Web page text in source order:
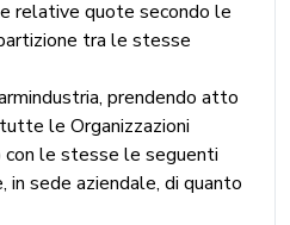
relative quote secondo le
tra le stesse
prendendo atto
le Organizzazioni
le stesse le seguenti
in sede aziendale, di quanto